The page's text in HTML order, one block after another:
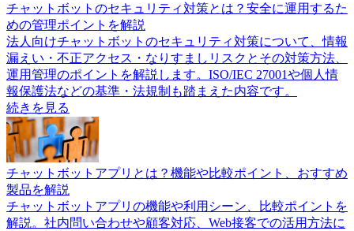
チャットボットのセキュリティ対策とは？安全に運用するた
めの管理ポイントを解説
法人向けチャットボットのセキュリティ対策について、情報
漏えい・不正アクセス・なりすましリスクとその対策方法、
運用管理のポイントを解説します。ISO/IEC 27001や個人情
報保護法などの基準・法規制も踏まえた内容です。
続きを見る
チャットボットアプリとは？機能や比較ポイント、おすすめ
製品を解説
チャットボットアプリの機能や利用シーン、比較ポイントを
解説。社内問い合わせや顧客対応、Web接客での活用方法に